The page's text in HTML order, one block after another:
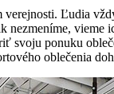
verejnosti. Ľudia
nezmeníme, vieme
svoju ponuku
oblečenia